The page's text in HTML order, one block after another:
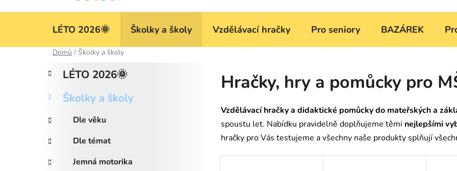
LÉTO 2026🌞 Školky a školy Vzdělávací hračky Pro seniory BAZÁREK
Domů / Školky a školy
P
s
r
a
n
n
Přeskočit
kategorie
K
a
e
o
i
e
LÉTO 2026🌞
Školky a školy
Dle věku
Dle témat
Jemná motorika
Hračky, hry a pomůcky pro
Vzdělávací hračky a didaktické pomůcky do mateřských a
spoustu let. Nabídku pravidelně doplňujeme těmi nejlepšími
hračky pro Vás testujeme a všechny naše produkty splňují